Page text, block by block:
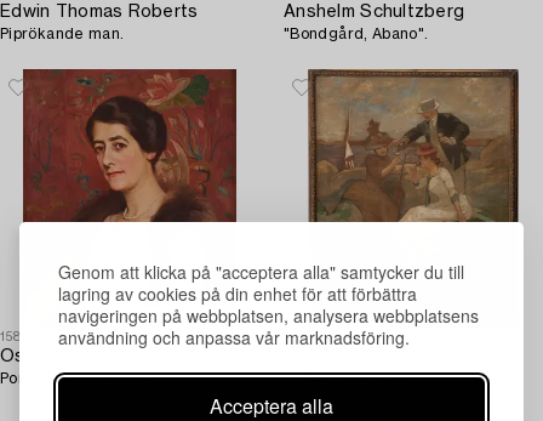
Genom att klicka på "acceptera alla" samtycker du till
lagring av cookies på din enhet för att förbättra
navigeringen på webbplatsen, analysera webbplatsens
användning och anpassa vår marknadsföring.
Acceptera alla
Edwin Thomas Roberts
Piprökande man.
Anshelm Schultzberg
"Bondgård, Abano".
1581164
Oscar Björck
Porträtt av en kvinna.
1510754
Utflykt till kusten.